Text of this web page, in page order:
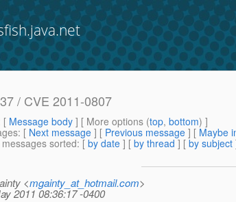
/ CVE 2011-0807
[ Message body ] [ More options (top, bottom) ]
: [ Next message ] [ Previous message ] [ Maybe
sorted: [ by date ] [ by thread ] [ by subject
<mgainty_at_hotmail.com>
2011 08:36:17 -0400